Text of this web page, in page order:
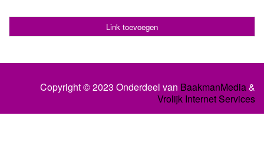
Link toevoegen
Copyright © 2023 Onderdeel van BaakmanMedia&
Vrolijk Internet Services